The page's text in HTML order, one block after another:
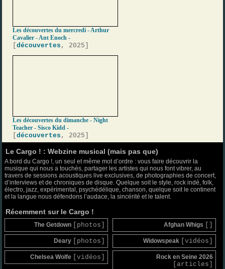
Les découvertes du mercredi - Arthur
Cavalier - Ant Enoch -
[découvertes , 2025]
Les découvertes du dimanche - Night
Teacher - Sisco Kidd -
[découvertes , 2025]
Le Cargo ! : Webzine musical (mais pas que)
A bord du Cargo !, un seul et même mot d’ordre : vous faire découvrir la
musique qui nous a touchés, partager les artistes qui nous font vibrer, au
travers de sessions acoustiques live exclusives, de photographies de concert,
d’interviews et de chroniques de disque. Quelque soit le style, rock indé, folk,
électro, jazz, expérimental, psychédélique, chanson, quelque soit le continent
et la langue nous défendons l’audace, la sincérité et le talent.
Récemment sur le Cargo !
The Getdown [photos] Afghan Whigs
Deary [photos] Widowspeak [vidéos]
Chelsea Wolfe [vidéos] Rock en Seine 2026
[articles]